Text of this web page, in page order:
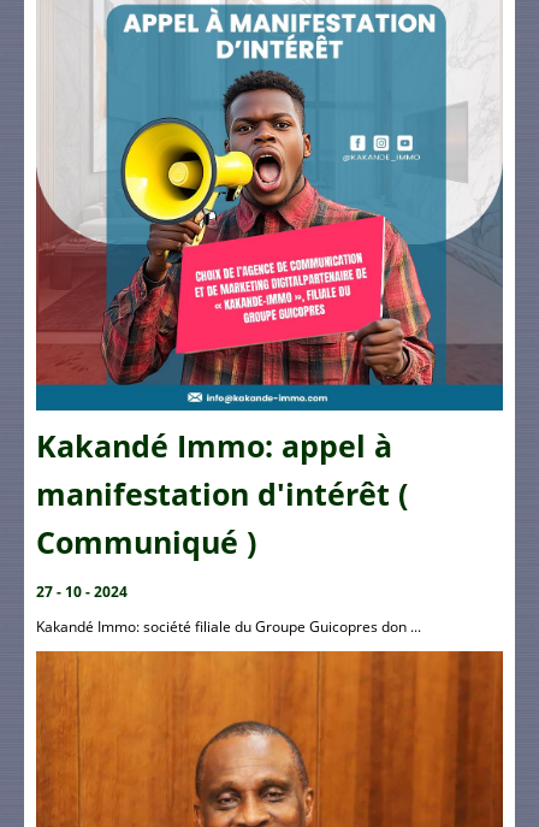
Kakandé Immo: appel à
manifestation d'intérêt (
Communiqué )
27 - 10 - 2024
Kakandé Immo: société filiale du Groupe Guicopres don ...